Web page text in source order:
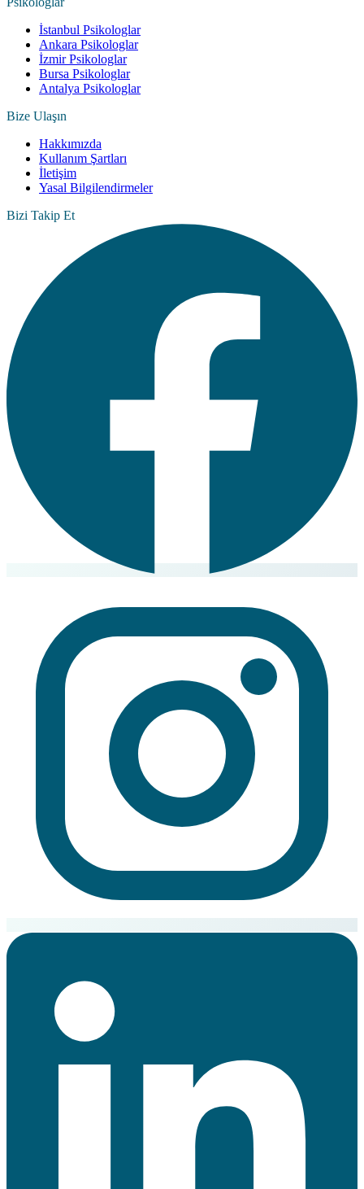
İstanbul Psikologlar
Ankara Psikologlar
İzmir Psikologlar
Bursa Psikologlar
Antalya Psikologlar
Bize Ulaşın
Hakkımızda
Kullanım Şartları
İletişim
Yasal Bilgilendirmeler
Bizi Takip Et